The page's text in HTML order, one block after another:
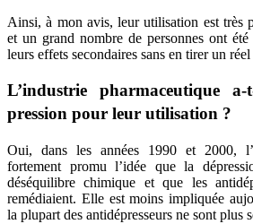
Ainsi, à mon avis, leur utilisation est très
et un grand nombre de personnes ont été
leurs effets secondaires sans en tirer un réel
L’industrie pharmaceutique
pression pour leur utilisation ?
Oui, dans les années 1990 et 2000,
fortement promu l’idée que la
déséquilibre chimique et que les
remédiaient. Elle est moins impliquée
la plupart des antidépresseurs ne sont plus